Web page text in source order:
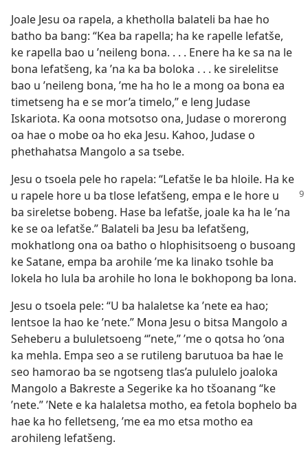
Joale Jesu oa rapela, a khetholla balateli ba hae ho
batho ba bang: “Kea ba rapella; ha ke rapelle lefatše,
ke rapella bao u ’neileng bona. . . . Enere ha ke sa na le
bona lefatšeng, ka ’na ka ba boloka . . . ke sirelelitse
bao u ’neileng bona, ’me ha ho le a mong oa bona ea
timetseng ha e se mor’a timelo,” e leng Judase
Iskariota. Ka oona motsotso ona, Judase o morerong
oa hae o mobe oa ho eka Jesu. Kahoo, Judase o
phethahatsa Mangolo a sa tsebe.
Jesu o tsoela pele ho rapela: “Lefatše le ba hloile. Ha ke
u rapele hore u ba tlose lefatšeng, empa e le hore u
ba sireletse bobeng. Hase ba lefatše, joale ka ha le ’na
ke se oa lefatše.” Balateli ba Jesu ba lefatšeng,
mokhatlong ona oa batho o hlophisitsoeng o busoang
ke Satane, empa ba arohile ’me ka linako tsohle ba
lokela ho lula ba arohile ho lona le bokhopong ba lona.
Jesu o tsoela pele: “U ba halaletse ka ’nete ea hao;
lentsoe la hao ke ’nete.” Mona Jesu o bitsa Mangolo a
Seheberu a bululetsoeng “’nete,” ’me o qotsa ho ’ona
ka mehla. Empa seo a se rutileng barutuoa ba hae le
seo hamorao ba se ngotseng tlas’a pululelo joaloka
Mangolo a Bakreste a Segerike ka ho tšoanang “ke
’nete.” ’Nete e ka halaletsa motho, ea fetola bophelo ba
hae ka ho felletseng, ’me ea mo etsa motho ea
arohileng lefatšeng.